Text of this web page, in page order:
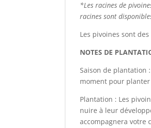
*Les racines de
racines sont
Les pivoines sont
NOTES DE
Saison de plantation
moment pour planter
Plantation : Les
nuire à leur
accompagnera votre